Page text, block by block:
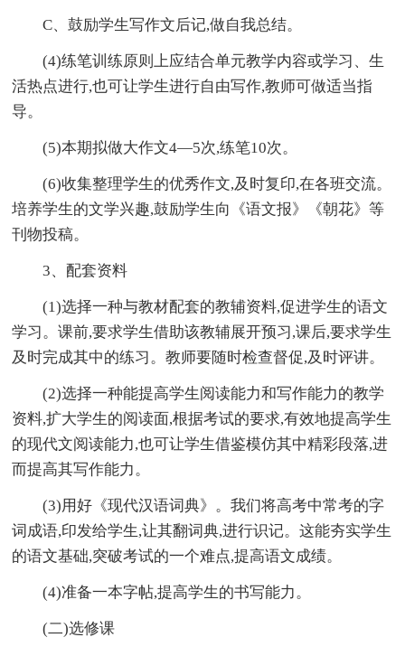
C、鼓励学生写作文后记,做自我总结。
(4)练笔训练原则上应结合单元教学内容或学习、生
活热点进行,也可让学生进行自由写作,教师可做适当指
导。
(5)本期拟做大作文4—5次,练笔10次。
(6)收集整理学生的优秀作文,及时复印,在各班交流。
培养学生的文学兴趣,鼓励学生向《语文报》《朝花》等
刊物投稿。
3、配套资料
(1)选择一种与教材配套的教辅资料,促进学生的语文
学习。课前,要求学生借助该教辅展开预习,课后,要求学生
及时完成其中的练习。教师要随时检查督促,及时评讲。
(2)选择一种能提高学生阅读能力和写作能力的教学
资料,扩大学生的阅读面,根据考试的要求,有效地提高学生
的现代文阅读能力,也可让学生借鉴模仿其中精彩段落,进
而提高其写作能力。
(3)用好《现代汉语词典》。我们将高考中常考的字
词成语,印发给学生,让其翻词典,进行识记。这能夯实学生
的语文基础,突破考试的一个难点,提高语文成绩。
(4)准备一本字帖,提高学生的书写能力。
(二)选修课